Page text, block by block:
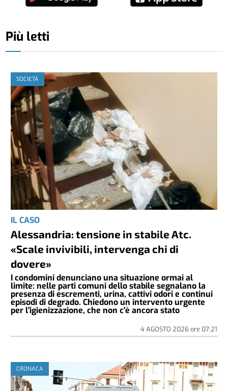
Più letti
SOCIETÀ
IL CASO
Alessandria: tensione in stabile Atc.
«Scale invivibili, intervenga chi di
dovere»
I condomini denunciano una situazione ormai al
limite: nelle parti comuni dello stabile segnalano la
presenza di escrementi, urina, cattivi odori e continui
episodi di degrado. Chiedono un intervento urgente
per l'igienizzazione, che non c'è ancora stato
4 AGOSTO 2026ore 07:21
CRONACA